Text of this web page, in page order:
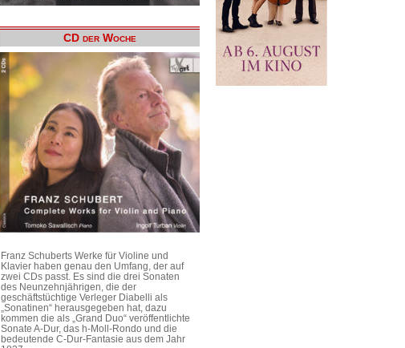
CD der Woche
Franz Schuberts Werke für Violine und
Klavier haben genau den Umfang, der auf
zwei CDs passt. Es sind die drei Sonaten
des Neunzehnjährigen, die der
geschäftstüchtige Verleger Diabelli als
„Sonatinen“ herausgegeben hat, dazu
kommen die als „Grand Duo“ veröffentlichte
Sonate A-Dur, das h-Moll-Rondo und die
bedeutende C-Dur-Fantasie aus dem Jahr